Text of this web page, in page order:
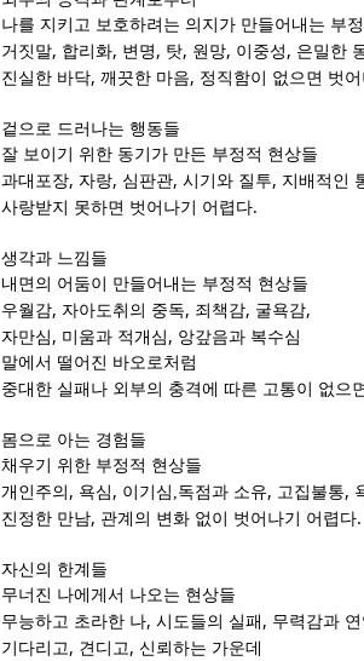
나를 지키고 보호하려는 의지가 만들어내는 부
거짓말, 합리화, 변명 , 탓, 원망, 이중성 , 은밀한
진실한 바닥, 깨끗한 마음, 정직함이 없으면 벗
겉으로 드러나는 행동들
잘 보이기 위한 동기가 만든 부정적 현상들
과대포장, 자랑, 심판관, 시기와 질투, 지배적인
사랑받지 못하면 벗어나기 어렵다.
생각과 느낌들
내면의 어둠이 만들어내는 부정적 현상들
우월감, 자아도취의 중독, 죄책감, 굴욕감,
자만심 , 미움과 적개심 , 앙갚음과 복수심
말에서 떨어진 바오로처럼
중대한 실패나 외부의 충격에 따른 고통이 없으
몸으로 아는 경험들
채우기 위한 부정적 현상들
개인주의 , 욕심 , 이기심,독점과 소유, 고집불통,
진정한 만남, 관계의 변화 없이 벗어나기 어렵다.
자신의 한계들
무너진 나에게서 나오는 현상들
무능하고 초라한 나, 시도들의 실패 , 무력감과
기다리고, 견디고, 신뢰하는 가운데